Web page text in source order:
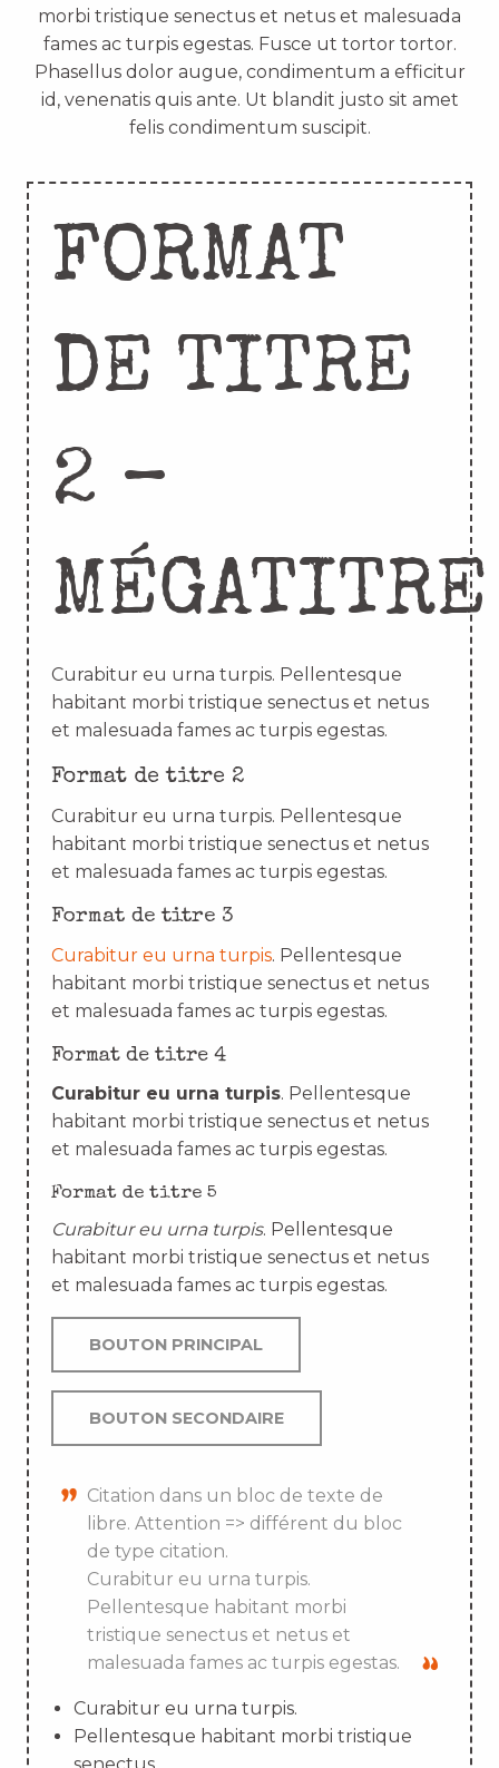
morbi tristique senectus et netus et malesuada
fames ac turpis egestas. Fusce ut tortor tortor.
Phasellus dolor augue, condimentum a efficitur
id, venenatis quis ante. Ut blandit justo sit amet
felis condimentum suscipit.
FORMAT
DE TITRE
2 –
MÉGATITRE
Curabitur eu urna turpis. Pellentesque
habitant morbi tristique senectus et netus
et malesuada fames ac turpis egestas.
Format de titre 2
Curabitur eu urna turpis. Pellentesque
habitant morbi tristique senectus et netus
et malesuada fames ac turpis egestas.
Format de titre 3
Curabitur eu urna turpis. Pellentesque
habitant morbi tristique senectus et netus
et malesuada fames ac turpis egestas.
Format de titre 4
Curabitur eu urna turpis. Pellentesque
habitant morbi tristique senectus et netus
et malesuada fames ac turpis egestas.
Format de titre 5
Curabitur eu urna turpis. Pellentesque
habitant morbi tristique senectus et netus
et malesuada fames ac turpis egestas.
BOUTON PRINCIPAL
BOUTON SECONDAIRE
Citation dans un bloc de texte de
libre. Attention => différent du bloc
de type citation.
Curabitur eu urna turpis.
Pellentesque habitant morbi
tristique senectus et netus et
malesuada fames ac turpis egestas.
Curabitur eu urna turpis.
Pellentesque habitant morbi tristique